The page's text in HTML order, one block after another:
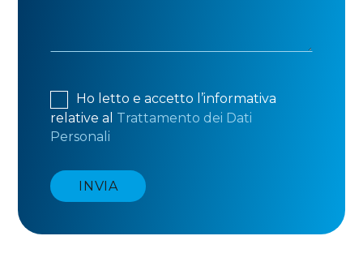
Ho letto e accetto l’informativa
relative al Trattamento dei Dati
Personali